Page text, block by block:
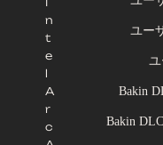
n
t
e
l
A
r
c
ユー
Bakin
Bakin